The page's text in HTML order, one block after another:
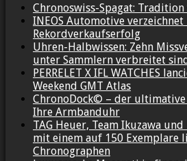
Chronoswiss-Spagat:
INEOS Automotive
Rekordverkaufserfolg
Uhren-Halbwissen: Zehn
unter Sammlern verbreitet
PERRELET X IFL WATCHES
Weekend GMT Atlas
ChronoDock© – der
Ihre Armbanduhr
TAG Heuer, Team Ikuzawa
mit einem auf 150 Exemplare
Chronographen